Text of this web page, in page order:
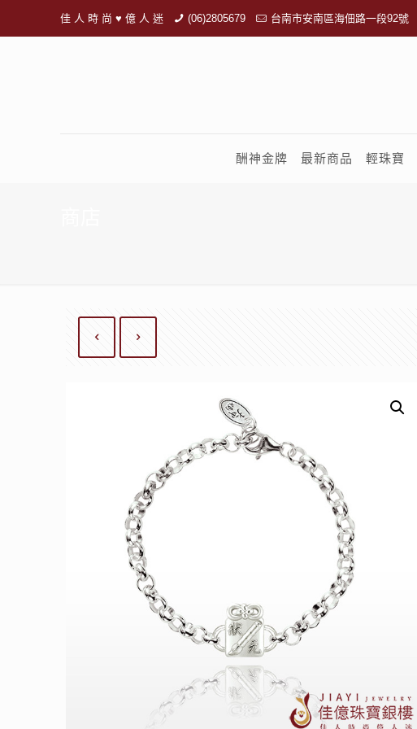
佳 人 時 尚 ♥ 億 人 迷 (06)2805679 台南市安南區海佃路一段92號
酬神金牌 最新商品 輕珠寶